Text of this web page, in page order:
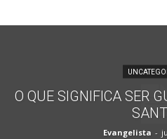
O QUE SIGNIFICA SER
Evangelista -